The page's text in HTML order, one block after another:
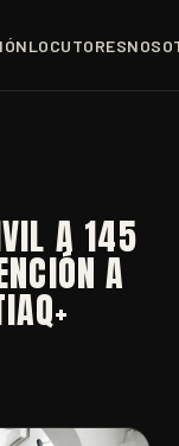
LOCUTORES
A 145
A